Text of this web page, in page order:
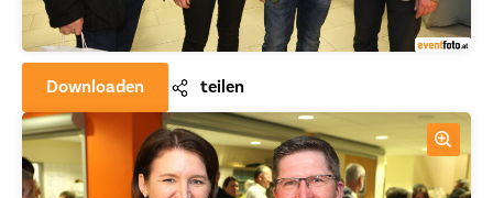
Downloaden teilen